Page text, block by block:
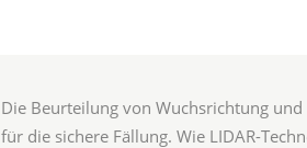
Die Beurteilung von Wuchsrichtung
für die sichere Fällung. Wie LIDAR-